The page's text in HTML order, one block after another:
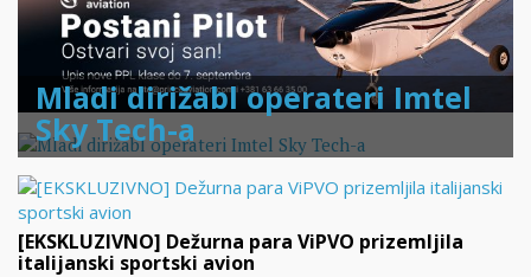
Mladi dirižabl operateri Imtel
Sky Tech-a
[EKSKLUZIVNO] Dežurna para ViPVO prizemljila
italijanski sportski avion